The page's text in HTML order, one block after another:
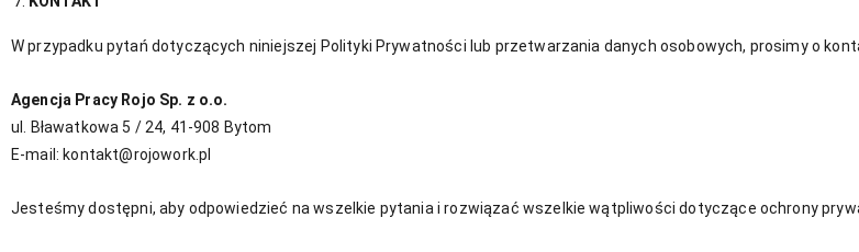
W przypadku pytań dotyczących niniejszej Polityki Prywatności lub przetwarzania danych osobowych, prosimy o
Agencja Pracy Rojo Sp. z o.o.
ul. Bławatkowa 5 / 24, 41-908 Bytom
E-mail: kontakt@rojowork.pl
Jesteśmy dostępni, aby odpowiedzieć na wszelkie pytania i rozwiązać wszelkie wątpliwości dotyczące ochrony